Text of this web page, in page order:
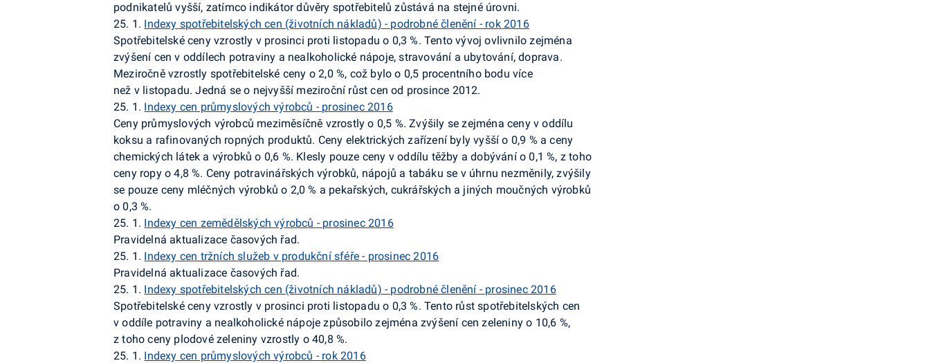
podnikatelů vyšší, zatímco indikátor důvěry spotřebitelů zůstává na stejné úrovni.
25. 1. Indexy spotřebitelských cen (životních nákladů) - podrobné členění - rok 2016
Spotřebitelské ceny vzrostly v prosinci proti listopadu o 0,3 %. Tento vývoj ovlivnilo zejména
zvýšení cen v oddílech potraviny a nealkoholické nápoje, stravování a ubytování, doprava.
Meziročně vzrostly spotřebitelské ceny o 2,0 %, což bylo o 0,5 procentního bodu více
než v listopadu. Jedná se o nejvyšší meziroční růst cen od prosince 2012.
25. 1. Indexy cen průmyslových výrobců - prosinec 2016
Ceny průmyslových výrobců meziměsíčně vzrostly o 0,5 %. Zvýšily se zejména ceny v oddílu
koksu a rafinovaných ropných produktů. Ceny elektrických zařízení byly vyšší o 0,9 % a ceny
chemických látek a výrobků o 0,6 %. Klesly pouze ceny v oddílu těžby a dobývání o 0,1 %, z toho
ceny ropy o 4,8 %. Ceny potravinářských výrobků, nápojů a tabáku se v úhrnu nezměnily, zvýšily
se pouze ceny mléčných výrobků o 2,0 % a pekařských, cukrářských a jiných moučných výrobků
o 0,3 %.
25. 1. Indexy cen zemědělských výrobců - prosinec 2016
Pravidelná aktualizace časových řad.
25. 1. Indexy cen tržních služeb v produkční sféře - prosinec 2016
Pravidelná aktualizace časových řad.
25. 1. Indexy spotřebitelských cen (životních nákladů) - podrobné členění - prosinec 2016
Spotřebitelské ceny vzrostly v prosinci proti listopadu o 0,3 %.Tento růst spotřebitelských cen
v oddíle potraviny a nealkoholické nápoje způsobilozejména zvýšení cen zeleniny o 10,6 %,
z toho ceny plodové zeleniny vzrostly o 40,8 %.
25. 1. Indexy cen průmyslových výrobců - rok 2016